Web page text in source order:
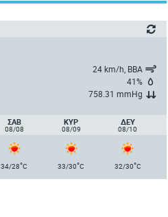
24 km/h, ΒΒΑ
41%
758.31 mmHg
ΣΑΒ
08/08
ΚΥΡ
08/09
ΔΕΥ
08/10
34/28°C 33/30°C 32/30°C